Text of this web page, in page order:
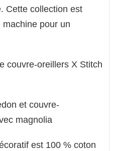
Cette collection est
pour un
couvre-oreillers X Stitch
est 100 % coton